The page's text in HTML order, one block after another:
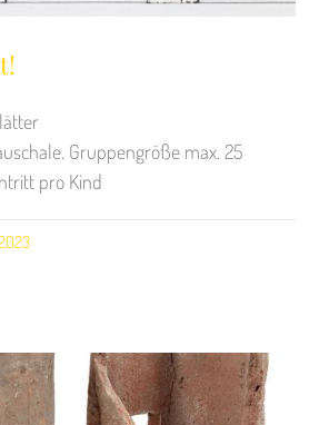
Gruppengröße max. 25
pro Kind